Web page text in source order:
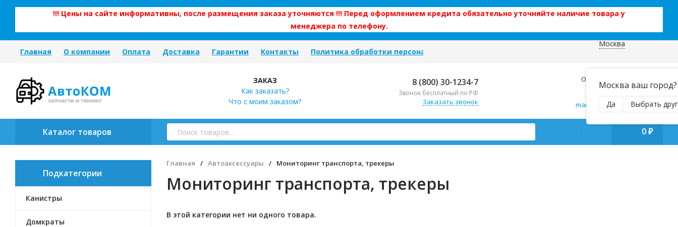
!!! Цены на сайте информативны, после размещения заказа уточняются !!! Перед оформлением кредита обязательно уточняйте наличие товара у
менеджера по телефону.
Главная О компании Оплата Доставка Гарантии Контакты Политика обработки персональных данных
Москва
Москва ваш город?
Да Выбрать
ЗАКАЗ
Как заказать?
Что с моим заказом?
8 (800) 30-1234-7
Звонок бесплатный по РФ
Заказать звонок
Отправляем почтой и ТК,
наложенным платежом!
Пн–Вс 9:00–21:00
manager@regiontehsnab.ru
Каталог товаров 0 ₽
Подкатегории
Канистры
Домкраты
Главная / Автоаксессуары / Мониторинг транспорта, трекеры
Мониторинг транспорта, трекеры
В этой категории нет ни одного товара.